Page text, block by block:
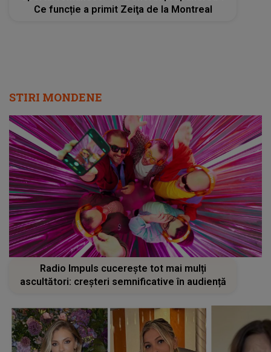
Ce funcție a primit Zeiţa de la Montreal
STIRI MONDENE
Radio Impuls cucerește tot mai mulți
ascultători: creșteri semnificative în audiență